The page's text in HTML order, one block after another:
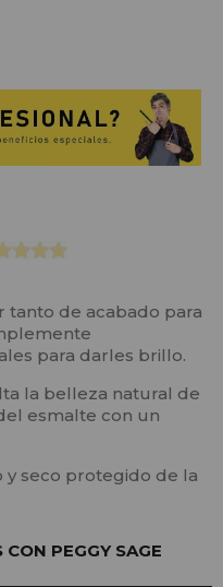
tanto de acabado para
para darles brillo.
la belleza natural de
esmalte con un
y seco protegido de la
PEGGY SAGE